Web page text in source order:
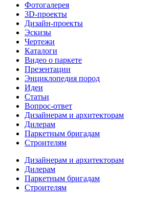
Фотогалерея
3D-проекты
Дизайн-проекты
Эскизы
Чертежи
Каталоги
Видео о паркете
Презентации
Энциклопедия пород
Идеи
Статьи
Вопрос-ответ
Дизайнерам и архитекторам
Дилерам
Паркетным бригадам
Строителям
Дизайнерам и архитекторам
Дилерам
Паркетным бригадам
Строителям